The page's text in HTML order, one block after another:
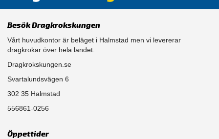
Besök Dragkrokskungen
Vårt huvudkontor är beläget i Halmstad men vi levererar
dragkrokar över hela landet.
Dragkrokskungen.se
Svartalundsvägen 6
302 35 Halmstad
556861-0256
Öppettider